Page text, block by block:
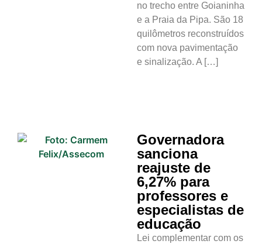
no trecho entre Goianinha
e a Praia da Pipa. São 18
quilômetros reconstruídos
com nova pavimentação
e sinalização. A […]
Governadora
sanciona
reajuste de
6,27% para
professores e
especialistas de
educação
Lei complementar com os